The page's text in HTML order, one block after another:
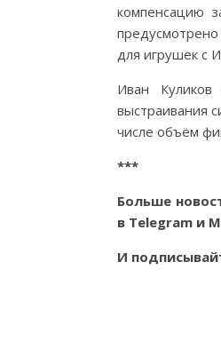
компенсацию
для игрушек с
Иван
выстраивания
числе объём
***
Больше
в Telegram и
И